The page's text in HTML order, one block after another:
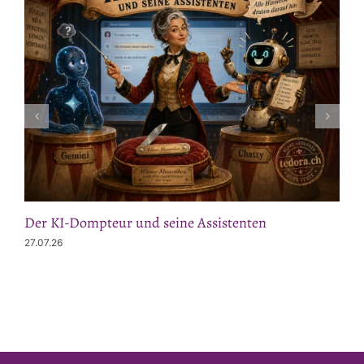
Der KI-Dompteur und seine Assistenten
27.07.26